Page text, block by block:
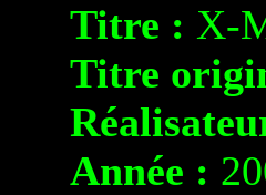
Titre : X-
Titre
Année :